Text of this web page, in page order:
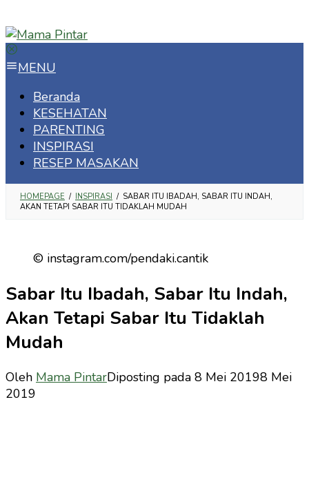
ke
konten
MENU
Beranda
KESEHATAN
PARENTING
INSPIRASI
RESEP MASAKAN
HOMEPAGE / INSPIRASI / SABAR ITU IBADAH, SABAR ITU INDAH,
AKAN TETAPI SABAR ITU TIDAKLAH MUDAH
© instagram.com/pendaki.cantik
Sabar Itu Ibadah, Sabar Itu Indah,
Akan Tetapi Sabar Itu Tidaklah
Mudah
Oleh Mama PintarDiposting pada 8 Mei 20198 Mei
2019